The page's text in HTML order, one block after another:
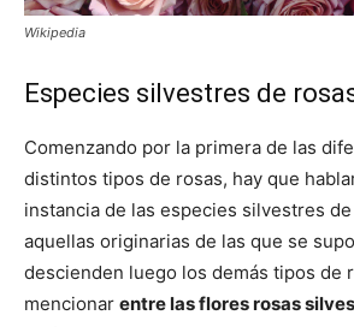
Wikipedia
Especies silvestres de
Comenzando por la primera de las
distintos tipos de rosas, hay que
instancia de las especies silvestres
aquellas originarias de las que se
descienden luego los demás tipos de
mencionar entre las flores rosas